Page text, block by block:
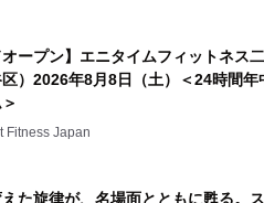
オープン】エニタイムフィットネス
）2026年8月8日（土）＜24時間年
Fitness Japan
た旋律が、名場面とともに甦る。